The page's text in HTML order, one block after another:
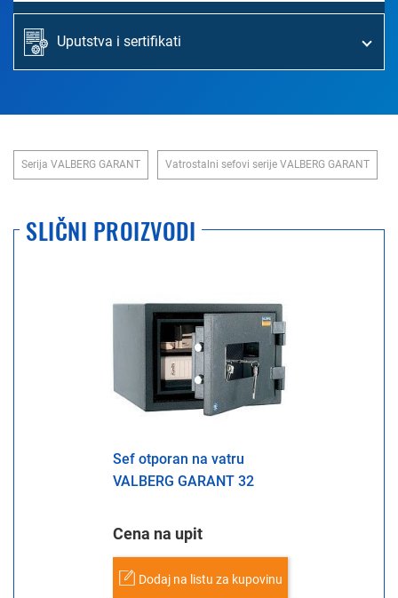
Uputstva i sertifikati
Serija VALBERG GARANT Vatrostalni sefovi serije VALBERG GARANT
SLIČNI PROIZVODI
Sef otporan na vatru
VALBERG GARANT 32
Cena na upit
Dodaj na listu za kupovinu